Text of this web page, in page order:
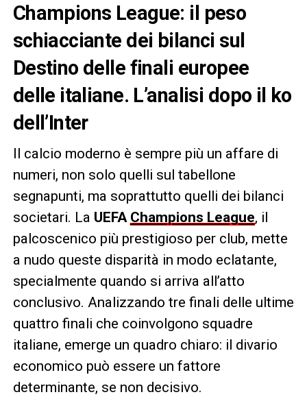
Champions League: il peso
schiacciante dei bilanci sul
Destino delle finali europee
delle italiane. L’analisi dopo il ko
dell’Inter
Il calcio moderno è sempre più un affare di
numeri, non solo quelli sul tabellone
segnapunti, ma soprattutto quelli dei bilanci
societari. La UEFA Champions League, il
palcoscenico più prestigioso per club, mette
a nudo queste disparità in modo eclatante,
specialmente quando si arriva all’atto
conclusivo. Analizzando tre finali delle ultime
quattro finali che coinvolgono squadre
italiane, emerge un quadro chiaro: il divario
economico può essere un fattore
determinante, se non decisivo.